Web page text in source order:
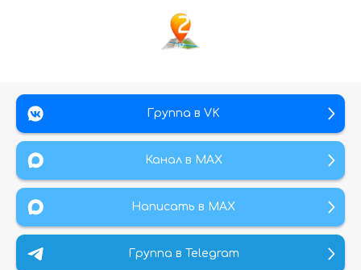
Группа в VK
Канал в МАХ
Написать в MAX
Группа в Telegram